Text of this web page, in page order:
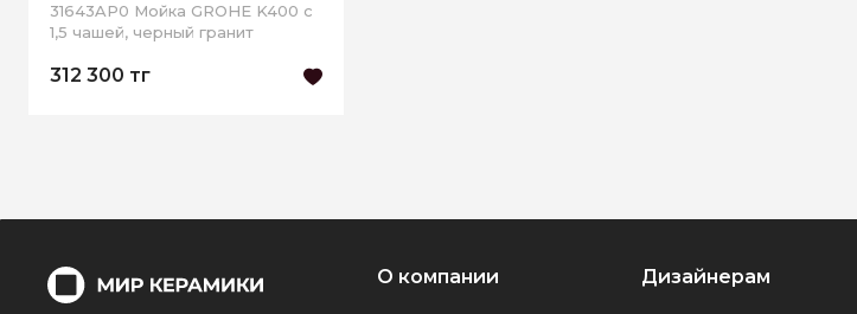
31643AP0 Мойка GROHE K400 с
1,5 чашей, черный гранит
312 300 тг
О компании Дизайнерам